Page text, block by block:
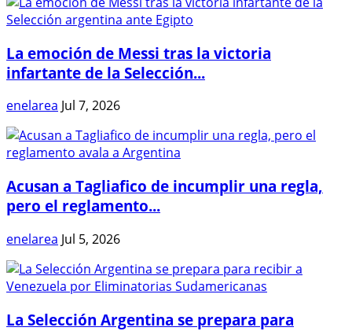
La emoción de Messi tras la victoria
infartante de la Selección...
enelarea Jul 7, 2026
Acusan a Tagliafico de incumplir una regla,
pero el reglamento...
enelarea Jul 5, 2026
La Selección Argentina se prepara para